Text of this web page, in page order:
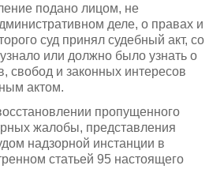
подано лицом, не
деле, о правах и
суд принял судебный акт, со
или должно было узнать о
свобод и законных интересов
актом.
пропущенного
жалобы, представления
надзорной инстанции в
статьей 95 настоящего